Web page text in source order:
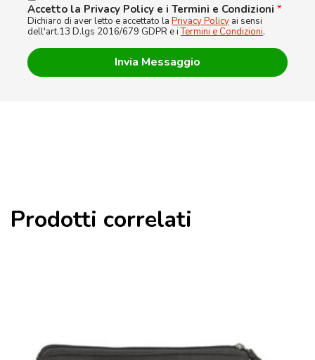
Accetto la Privacy Policy e i Termini e Condizioni *
Dichiaro di aver letto e accettato la Privacy Policy ai sensi
dell'art.13 D.lgs 2016/679 GDPR e iTermini e Condizioni.
Prodotti correlati